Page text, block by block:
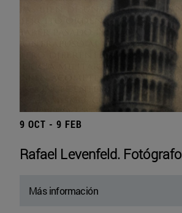
9 OCT - 9 FEB
Rafael Levenfeld. Fotógrafo
Más información